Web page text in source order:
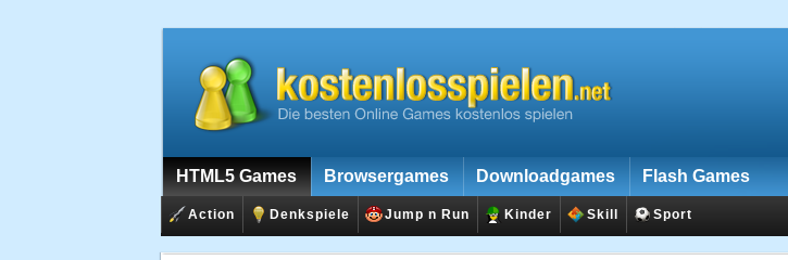
HTML5 Games Browsergames Downloadgames Flash Games
Action Denkspiele Jump n Run Kinder Skill Sport